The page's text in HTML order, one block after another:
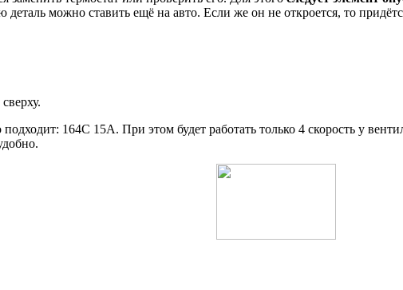
деталь можно ставить ещё на авто. Если же он не откроется, то
164С 15А. При этом будет работать только 4 скорость у